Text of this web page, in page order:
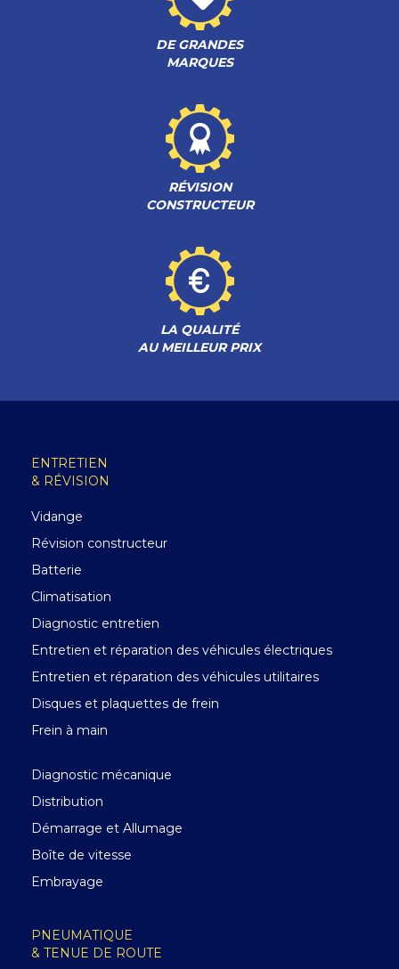
DE GRANDES
MARQUES
RÉVISION
CONSTRUCTEUR
LA QUALITÉ
AU MEILLEUR PRIX
ENTRETIEN
& RÉVISION
Vidange
Révision constructeur
Batterie
Climatisation
Diagnostic entretien
Entretien et réparation des véhicules électriques
Entretien et réparation des véhicules utilitaires
Disques et plaquettes de frein
Frein à main
Diagnostic mécanique
Distribution
Démarrage et Allumage
Boîte de vitesse
Embrayage
PNEUMATIQUE
& TENUE DE ROUTE